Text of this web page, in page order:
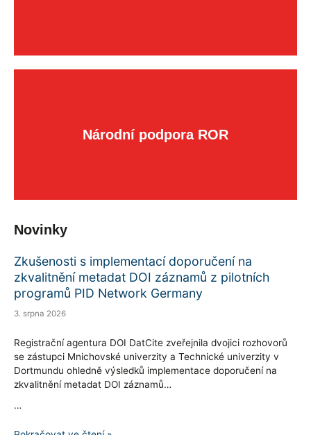
Národní podpora ROR
Novinky
Zkušenosti s implementací doporučení na
zkvalitnění metadat DOI záznamů z pilotních
programů PID Network Germany
3. srpna 2026
Registrační agentura DOI DatCite zveřejnila dvojici rozhovorů
se zástupci Mnichovské univerzity a Technické univerzity v
Dortmundu ohledně výsledků implementace doporučení na
zkvalitnění metadat DOI záznamů…
…